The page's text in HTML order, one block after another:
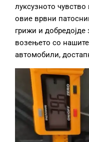
луксузното чувство
овие врвни
грижи и
возењето со
автомобили,